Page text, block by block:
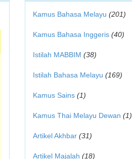
Kamus Bahasa Melayu (201)
Kamus Bahasa Inggeris (40)
Istilah MABBIM (38)
Istilah Bahasa Melayu (169)
Kamus Sains (1)
Kamus Thai Melayu Dewan (1)
Artikel Akhbar (31)
Artikel Majalah (18)